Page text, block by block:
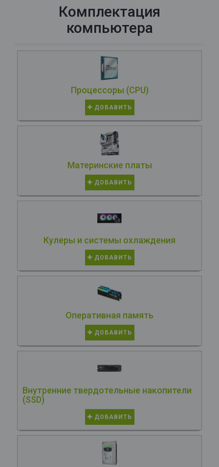
Комплектация
компьютера
Процессоры (CPU)
ДОБАВИТЬ
Материнские платы
ДОБАВИТЬ
Кулеры и системы охлаждения
ДОБАВИТЬ
Оперативная память
ДОБАВИТЬ
Внутренние твердотельные накопители
(SSD)
ДОБАВИТЬ